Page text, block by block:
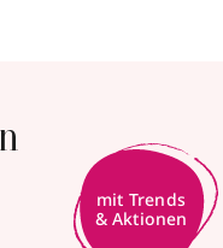
mit Trends
& Aktionen